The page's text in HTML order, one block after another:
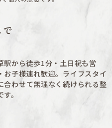
駅から徒歩1分・土日祝も営
お子様連れ歓迎。ライフスタイ
合わせて無理なく続けられる整
。